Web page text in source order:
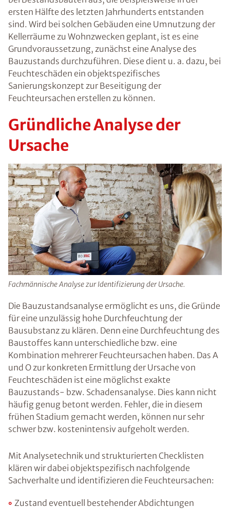
ersten Hälfte des letzten Jahrhunderts entstanden
sind. Wird bei solchen Gebäuden eine Umnutzung der
Kellerräume zu Wohnzwecken geplant, ist es eine
Grundvoraussetzung, zunächst eine Analyse des
Bauzustands durchzuführen. Diese dient u. a. dazu, bei
Feuchteschäden ein objektspezifisches
Sanierungskonzept zur Beseitigung der
Feuchteursachen erstellen zu können.
Gründliche Analyse der
Ursache
Fachmännische Analyse zur Identifizierung der Ursache.
Die Bauzustandsanalyse ermöglicht es uns, die Gründe
für eine unzulässig hohe Durchfeuchtung der
Bausubstanz zu klären. Denn eine Durchfeuchtung des
Baustoffes kann unterschiedliche bzw. eine
Kombination mehrerer Feuchteursachen haben. Das A
und O zur konkreten Ermittlung der Ursache von
Feuchteschäden ist eine möglichst exakte
Bauzustands- bzw. Schadensanalyse. Dies kann nicht
häufig genug betont werden. Fehler, die in diesem
frühen Stadium gemacht werden, können nur sehr
schwer bzw. kostenintensiv aufgeholt werden.
Mit Analysetechnik und strukturierten Checklisten
klären wir dabei objektspezifisch nachfolgende
Sachverhalte und identifizieren die Feuchteursachen:
Zustand eventuell bestehender Abdichtungen